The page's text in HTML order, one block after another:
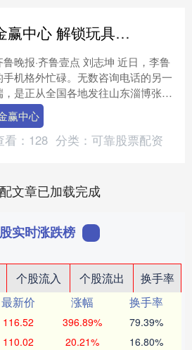
金赢中心 解锁玩具新生命，山东淄博小伙用手艺延续玩具里的深情
鲁晚报·齐鲁壹点 刘志坤 近日，李鲁
手机格外忙碌。无数咨询电话的另一
，是正从全国各地发往山东淄博张店
一个个包裹，里面装满了等待被“救
的玩具。 在快节....
赢中心
看： 128 分类： 可靠股票配资
文章已加载完成
实时涨跌榜
个股流入 个股流出
换手率
最新价 涨幅
换手率
116.52 396.89% 79.39%
110.02 20.21% 16.80%